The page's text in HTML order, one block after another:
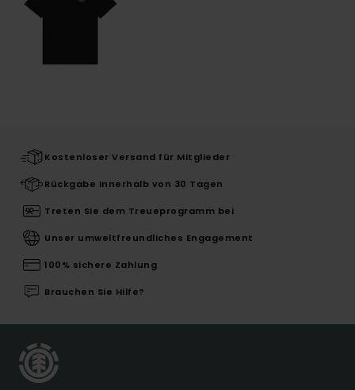
Kostenloser Versand für Mitglieder
Rückgabe innerhalb von 30 Tagen
Treten Sie dem Treueprogramm bei
Unser umweltfreundliches Engagement
100% sichere Zahlung
Brauchen Sie Hilfe?